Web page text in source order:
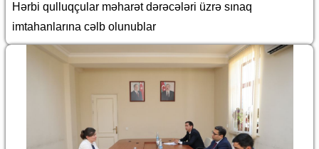
Hərbi qulluqçular məharət dərəcələri üzrə sınaq
imtahanlarına cəlb olunublar